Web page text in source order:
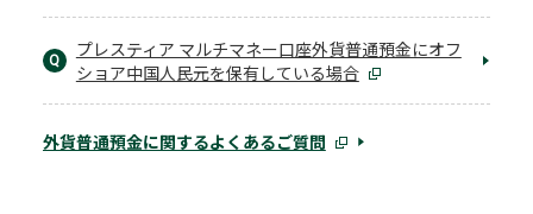
Q
プレスティア マルチマネー口座外貨普通預金にオフ
ショア中国人民元を保有している場合
外貨普通預金に関するよくあるご質問